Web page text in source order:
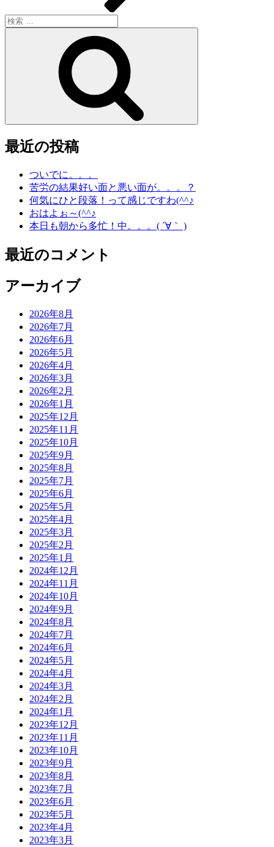
検
索:
最近の投稿
ついでに。。。
苦労の結果好い面と悪い面が。。。？
何気にひと段落！って感じですわ(^^♪
おはよぉ～(^^♪
本日も朝から多忙！中。。。( ´∀｀ )
最近のコメント
アーカイブ
2026年8月
2026年7月
2026年6月
2026年5月
2026年4月
2026年3月
2026年2月
2026年1月
2025年12月
2025年11月
2025年10月
2025年9月
2025年8月
2025年7月
2025年6月
2025年5月
2025年4月
2025年3月
2025年2月
2025年1月
2024年12月
2024年11月
2024年10月
2024年9月
2024年8月
2024年7月
2024年6月
2024年5月
2024年4月
2024年3月
2024年2月
2024年1月
2023年12月
2023年11月
2023年10月
2023年9月
2023年8月
2023年7月
2023年6月
2023年5月
2023年4月
2023年3月